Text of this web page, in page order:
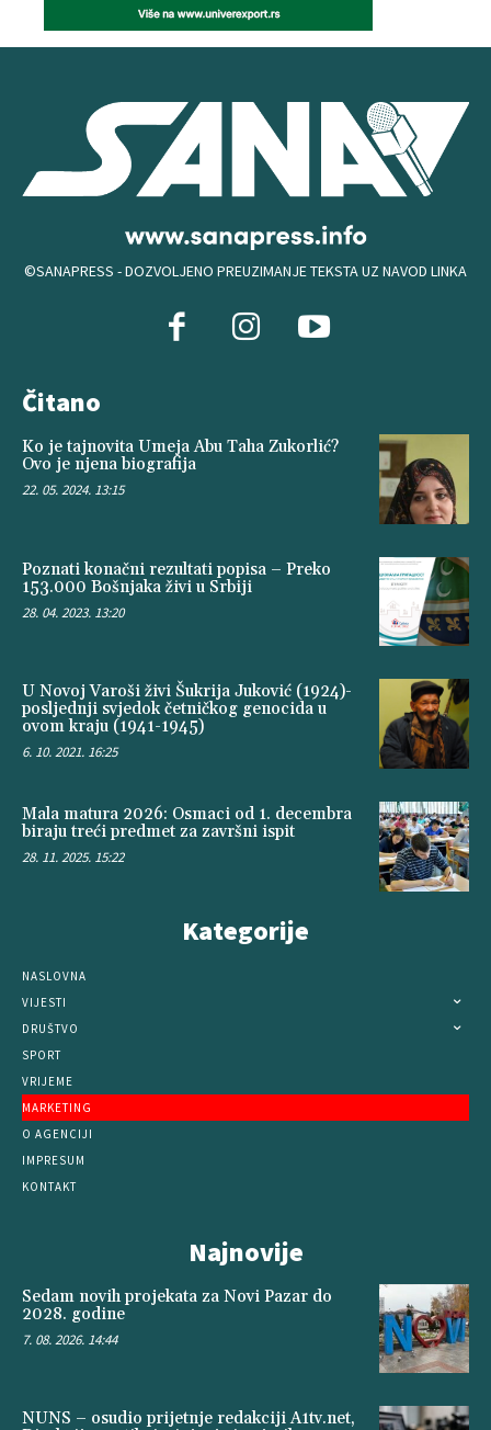
©SANAPRESS - DOZVOLJENO PREUZIMANJE TEKSTA UZ NAVOD LINKA
Čitano
Ko je tajnovita Umeja Abu Taha Zukorlić?
Ovo je njena biografija
22. 05. 2024. 13:15
Poznati konačni rezultati popisa – Preko
153.000 Bošnjaka živi u Srbiji
28. 04. 2023. 13:20
U Novoj Varoši živi Šukrija Juković (1924)-
posljednji svjedok četničkog genocida u
ovom kraju (1941-1945)
6. 10. 2021. 16:25
Mala matura 2026: Osmaci od 1. decembra
biraju treći predmet za završni ispit
28. 11. 2025. 15:22
Kategorije
NASLOVNA
VIJESTI
DRUŠTVO
SPORT
VRIJEME
MARKETING
O AGENCIJI
IMPRESUM
KONTAKT
Najnovije
Sedam novih projekata za Novi Pazar do
2028. godine
7. 08. 2026. 14:44
NUNS – osudio prijetnje redakciji A1tv.net,